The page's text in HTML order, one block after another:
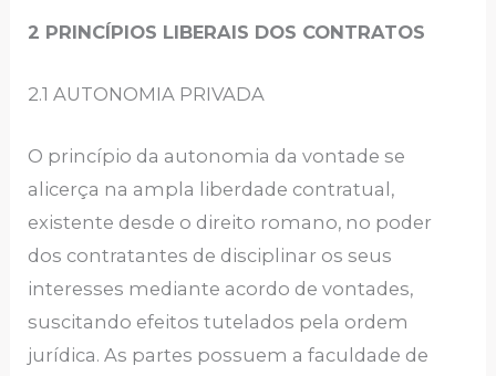
2 PRINCÍPIOS LIBERAIS DOS CONTRATOS
2.1 AUTONOMIA PRIVADA
O princípio da autonomia da vontade se
alicerça na ampla liberdade contratual,
existente desde o direito romano, no poder
dos contratantes de disciplinar os seus
interesses mediante acordo de vontades,
suscitando efeitos tutelados pela ordem
jurídica. As partes possuem a faculdade de